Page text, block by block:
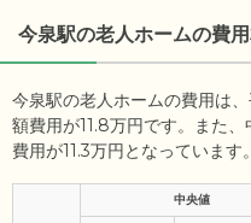
今泉駅の老人ホームの費
今泉駅の老人ホームの費用は
額費用が11.8万円です。また
費用が11.3万円となっています。
中央値